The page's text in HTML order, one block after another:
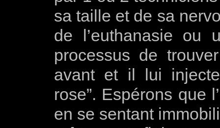
sa taille et de sa
de l’euthanasie ou
processus de
avant et il lui
rose”. Espérons que
en se sentant